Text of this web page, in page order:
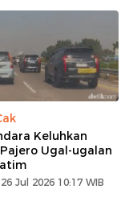
Keluhkan
Ugal-ugalan
Jul 2026 10:17 WIB